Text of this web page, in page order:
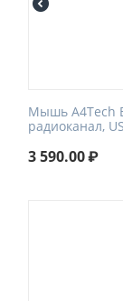
Мышь A4Tech
радиоканал,
3 590.00₽